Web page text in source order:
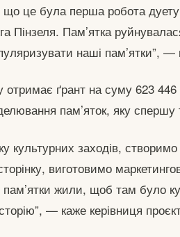
це була перша робота дуету
Пінзеля. Пам’ятка
наші пам’ятки”, —
отримає ґрант на суму 623
пам’яток, яку
культурних заходів,
виготовимо
жили, щоб там було
— каже керівниця